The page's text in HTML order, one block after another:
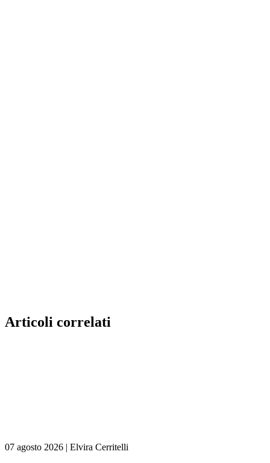
Articoli correlati
07 agosto 2026 | Elvira Cerritelli